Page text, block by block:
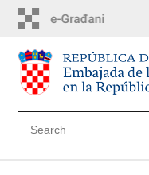
content